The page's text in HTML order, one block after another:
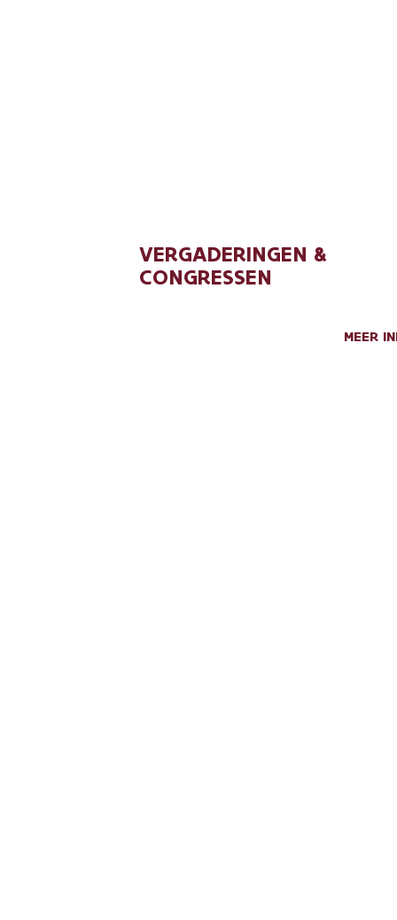
VERGADERINGEN &
CONGRESSEN
MEER